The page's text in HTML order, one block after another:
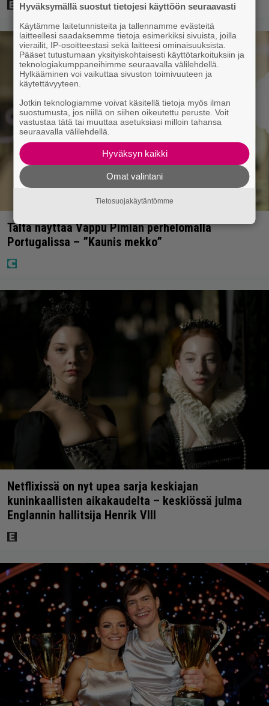
Tältä näyttää Vappu Pimiän perhelomalla
Portugalissa – ”Kaunis mekko”
Netflixissä on nyt upea sarja keskiajan
kuninkaallisten aikakaudelta – keskiössä julma
Englannin hallitsija Henrik VIII
Hyväksymällä suostut tietojesi käyttöön seuraavasti
Käytämme laitetunnisteita ja tallennamme evästeitä
laitteellesi saadaksemme tietoja esimerkiksi sivuista, joilla
vierailit, IP-osoitteestasi sekä laitteesi ominaisuuksista.
Pääset tutustumaan yksityiskohtaisesti käyttötarkoituksiin ja
teknologiakumppaneihimme seuraavalla välilehdellä.
Hylkääminen voi vaikuttaa sivuston toimivuuteen ja
käytettävyyteen.
Jotkin teknologiamme voivat käsitellä tietoja myös ilman
suostumusta, jos niillä on siihen oikeutettu peruste. Voit
vastustaa tätä tai muuttaa asetuksiasi milloin tahansa
seuraavalla välilehdellä.
Hyväksyn kaikki
Omat valintani
Tietosuojakäytäntömme